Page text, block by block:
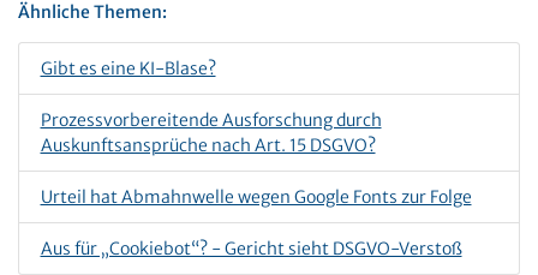
Ähnliche Themen:
Gibt es eine KI-Blase?
Prozessvorbereitende Ausforschung durch
Auskunftsansprüche nach Art. 15 DSGVO?
Urteil hat Abmahnwelle wegen Google Fonts zur Folge
Aus für „Cookiebot“? - Gericht sieht DSGVO-Verstoß